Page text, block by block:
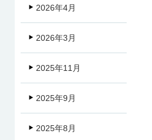
2026年4月
2026年3月
2025年11月
2025年9月
2025年8月